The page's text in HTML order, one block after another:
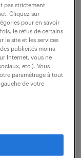
vous occupez
pas strictement
Cliquez sur
pour en savoir
le refus de certains
le site et les services
publicités moins
Internet, vous ne
etc.). Vous
paramétrage à tout
de votre